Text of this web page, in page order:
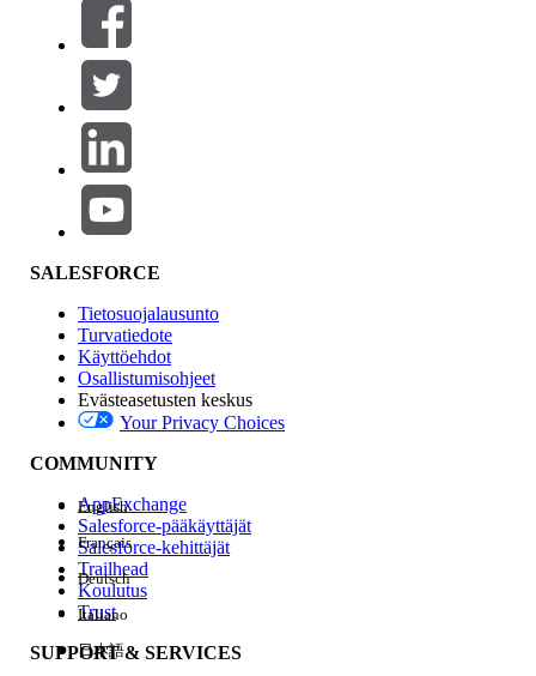
Suodattimet (0)
VALITSE SUODATTIMET
Tuotealue
Ominaisuuden vaikutus
Edition
Kokemus
SALESFORCE
Tietosuojalausunto
Turvatiedote
Käyttöehdot
Osallistumisohjeet
Evästeasetusten keskus
Your Privacy Choices
COMMUNITY
AppExchange
Salesforce-pääkäyttäjät
Salesforce-kehittäjät
Trailhead
Koulutus
Trust
SUPPORT & SERVICES
English
Français
Deutsch
Italiano
日本語